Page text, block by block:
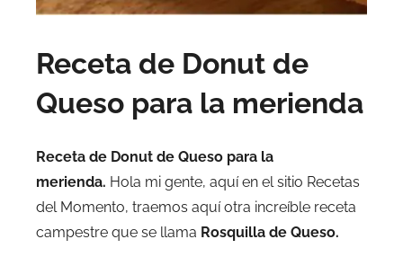
Receta de Donut de
Queso para la merienda
Receta de Donut de Queso para la
merienda. Hola mi gente, aquí en el sitio Recetas
del Momento, traemos aquí otra increíble receta
campestre que se llama Rosquilla de Queso.